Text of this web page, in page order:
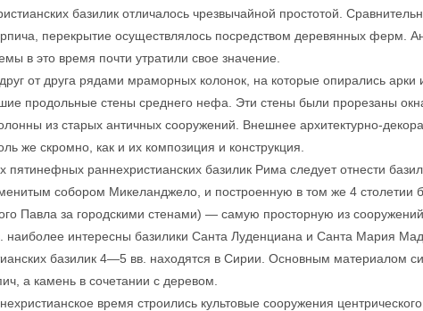
базилик отличалось чрезвычайной простотой.
перекрытие осуществлялось посредством деревянных ферм.
в это время почти утратили свое значение.
от друга рядами мраморных колонок, на которые опирались арки
продольные стены среднего нефа. Эти стены были прорезаны
из старых античных сооружений. Внешнее архитектурно-
же скромно, как и их композиция и конструкция.
пятинефных раннехристианских базилик Рима следует отнести
собором Микеланджело, и построенную в том же 4 столетии
Павла за городскими стенами) — самую просторную из сооружений
наиболее интересны базилики Санта Луденциана и Санта Мария
базилик 4—5 вв. находятся в Сирии. Основным материалом
а камень в сочетании с деревом.
время строились культовые сооружения